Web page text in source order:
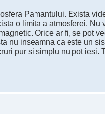
Pamantului. Exista
o limita a atmosferei. Nu
Orice ar fi, se pot
nu inseamna ca este un
pur si simplu nu pot iesi.